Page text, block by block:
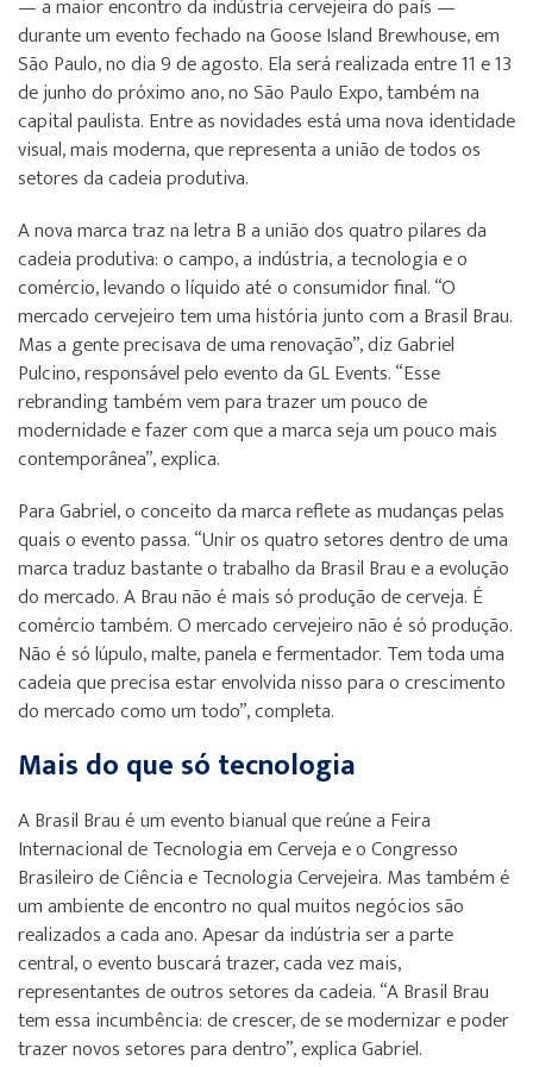
— a maior encontro da indústria cervejeira do país —
durante um evento fechado na Goose Island Brewhouse, em
São Paulo, no dia 9 de agosto. Ela será realizada entre 11 e 13
de junho do próximo ano, no São Paulo Expo, também na
capital paulista. Entre as novidades está uma nova identidade
visual, mais moderna, que representa a união de todos os
setores da cadeia produtiva.
A nova marca traz na letra B a união dos quatro pilares da
cadeia produtiva: o campo, a indústria, a tecnologia e o
comércio, levando o líquido até o consumidor final. “O
mercado cervejeiro tem uma história junto com a Brasil Brau.
Mas a gente precisava de uma renovação”, diz Gabriel
Pulcino, responsável pelo evento da GL Events. “Esse
rebranding também vem para trazer um pouco de
modernidade e fazer com que a marca seja um pouco mais
contemporânea”, explica.
Para Gabriel, o conceito da marca reflete as mudanças pelas
quais o evento passa. “Unir os quatro setores dentro de uma
marca traduz bastante o trabalho da Brasil Brau e a evolução
do mercado. A Brau não é mais só produção de cerveja. É
comércio também. O mercado cervejeiro não é só produção.
Não é só lúpulo, malte, panela e fermentador. Tem toda uma
cadeia que precisa estar envolvida nisso para o crescimento
do mercado como um todo”, completa.
Mais do que só tecnologia
A Brasil Brau é um evento bianual que reúne a Feira
Internacional de Tecnologia em Cerveja e o Congresso
Brasileiro de Ciência e Tecnologia Cervejeira. Mas também é
um ambiente de encontro no qual muitos negócios são
realizados a cada ano. Apesar da indústria ser a parte
central, o evento buscará trazer, cada vez mais,
representantes de outros setores da cadeia. “A Brasil Brau
tem essa incumbência: de crescer, de se modernizar e poder
trazer novos setores para dentro”, explica Gabriel.